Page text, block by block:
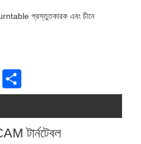
প্রস্তুতকারক এবং চীনে
LinkedIn
টার্নটেবল